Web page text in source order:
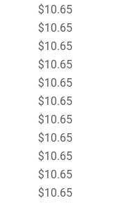
$10.65
$10.65
$10.65
$10.65
$10.65
$10.65
$10.65
$10.65
$10.65
$10.65
$10.65